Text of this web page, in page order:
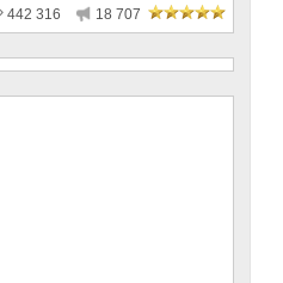
442 316 18 707